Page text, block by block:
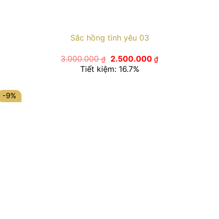
Sắc hồng tình yêu 03
3.000.000₫
Giá
gốc
là:
2.500.000 ₫Giá
hiện
Tiết kiệm: 16.7%
-9%